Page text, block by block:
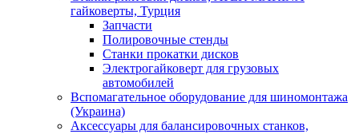
гайковерты, Турция
Запчасти
Полировочные стенды
Станки прокатки дисков
Электрогайковерт для грузовых
автомобилей
Вспомагательное оборудование для шиномонтажа
(Украина)
Аксессуары для балансировочных станков,